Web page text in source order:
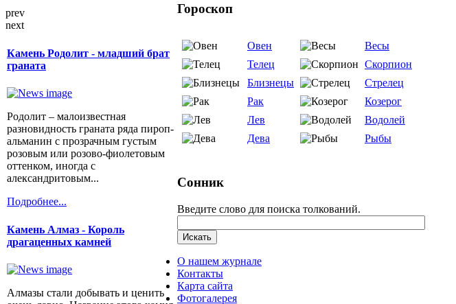
prev
next
Камень Родолит - младший брат
граната
Родолит – малоизвестная
разновидность граната ряда пироп-
альманин с прозрачным густым
розовым или розово-фиолетовым
оттенком, иногда с
александритовым...
Подробнее...
Камень Алмаз - Король
драгаценных камней
Алмазы стали добывать и ценить
Гороскоп
Овен
Весы
Телец
Скорпион
Близнецы
Стрелец
Рак
Козерог
Лев
Водолей
Дева
Рыбы
Сонник
Введите слово для поиска толкований.
О нашем журнале
Контакты
Карта сайта
Фотогалерея